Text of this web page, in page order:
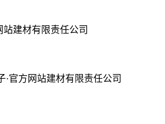
官方网站建材有限责任公司